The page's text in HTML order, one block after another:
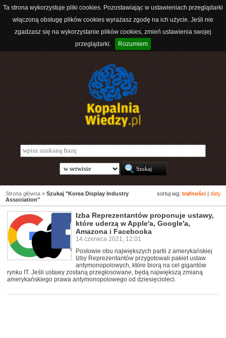
Ta strona wykorzystuje pliki cookies. Pozostawiając w ustawieniach przeglądarki
włączoną obsługę plików cookies wyrażasz zgodę na ich użycie. Jeśli nie
zgadzasz się na wykorzystanie plików cookies, zmień ustawienia swojej
przeglądarki.
Rozumiem
sortuj wg: trafności daty
Strona główna > Szukaj "Korea Display Industry
Association"
Izba Reprezentantów proponuje ustawy,
które uderzą w Apple'a, Google'a,
Amazona i Facebooka
14 czerwca 2021, 12:01
Posłowie obu największych partii z amerykańskiej
Izby Reprezentantów przygotowali pakiet ustaw
antymonopolowych, które biorą na cel gigantów
rynku IT. Jeśli ustawy zostaną przegłosowane, będą największą zmianą
amerykańskiego prawa antymonopolowego od dziesięcioleci.